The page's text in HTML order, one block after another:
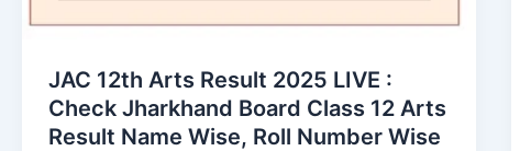
JAC 12th Arts Result 2025 LIVE :
Check Jharkhand Board Class 12 Arts
Result Name Wise, Roll Number Wise